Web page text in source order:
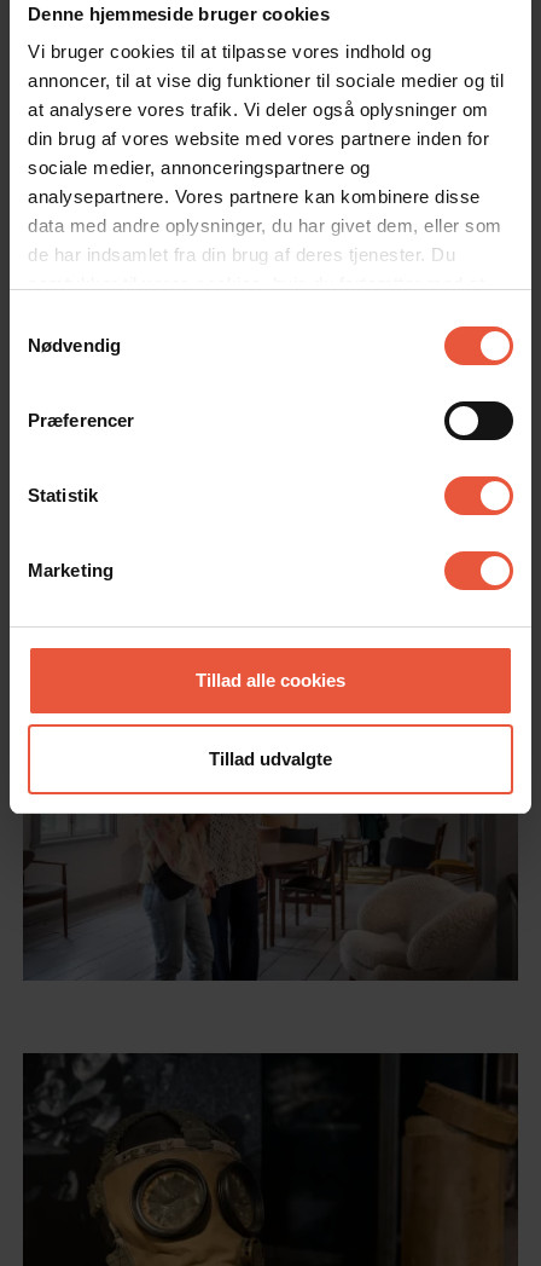
Denne hjemmeside bruger cookies
Vi bruger cookies til at tilpasse vores indhold og
annoncer, til at vise dig funktioner til sociale medier og til
at analysere vores trafik. Vi deler også oplysninger om
din brug af vores website med vores partnere inden for
sociale medier, annonceringspartnere og
analysepartnere. Vores partnere kan kombinere disse
data med andre oplysninger, du har givet dem, eller som
de har indsamlet fra din brug af deres tjenester. Du
Nødvendig
Præferencer
Statistik
Marketing
Tillad alle cookies
Tillad udvalgte
fordelskort med 15% rabat. Læs mere om de forskellige typer
fordelskort og de mange fordele,
og køb fordelskorther